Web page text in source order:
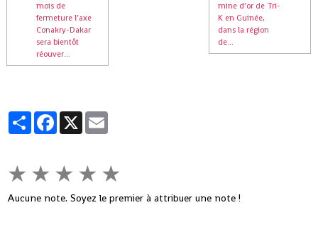
mois de
fermeture l’axe
Conakry-Dakar
sera bientôt
réouver...
mine d’or de Tri-
K en Guinée,
dans la région
de...
PartagerFacebook
X
★ ★ ★ ★ ★
Aucune note. Soyez le premier à attribuer une note !